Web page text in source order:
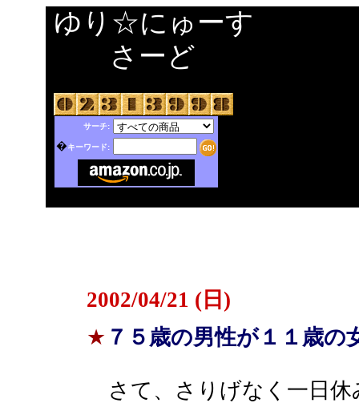
ゆり☆にゅーす
さーど
サーチ:
�キーワード:
2002/04/21 (日)
★ ７５歳の男性が１１歳の
さて、さりげなく一日休